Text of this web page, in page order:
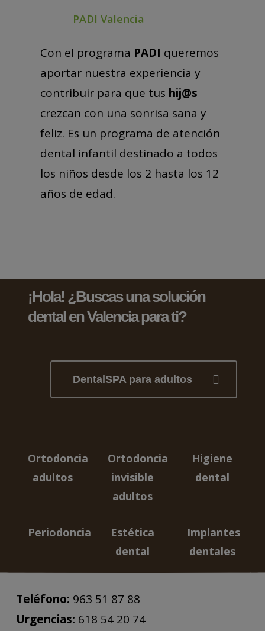
PADI Valencia
Con el programa PADI queremos
aportar nuestra experiencia y
contribuir para que tus hij@s
crezcan con una sonrisa sana y
feliz. Es un programa de atención
dental infantil destinado a todos
los niños desde los 2 hasta los 12
años de edad.
¡Hola! ¿Buscas una solución
dental en Valencia para ti?
DentalSPA para adultos
Ortodoncia
adultos
Ortodoncia
invisible
adultos
Higiene
dental
Periodoncia
Estética
dental
Implantes
dentales
Teléfono: 963 51 87 88
Urgencias: 618 54 20 74